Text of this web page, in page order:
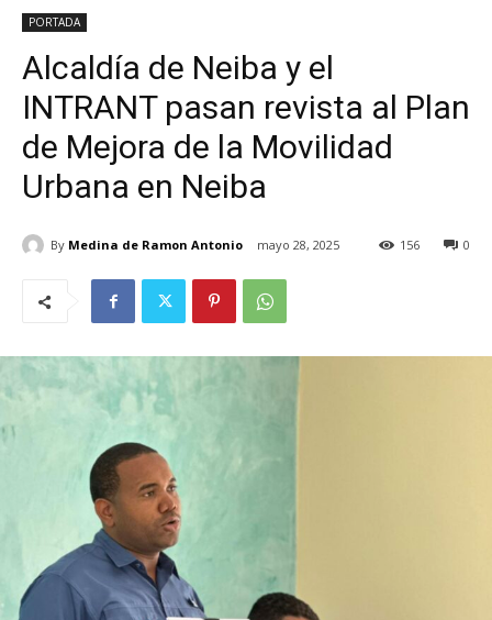
PORTADA
Alcaldía de Neiba y el
INTRANT pasan revista al Plan
de Mejora de la Movilidad
Urbana en Neiba
By Medina de Ramon Antonio mayo 28, 2025 0
156